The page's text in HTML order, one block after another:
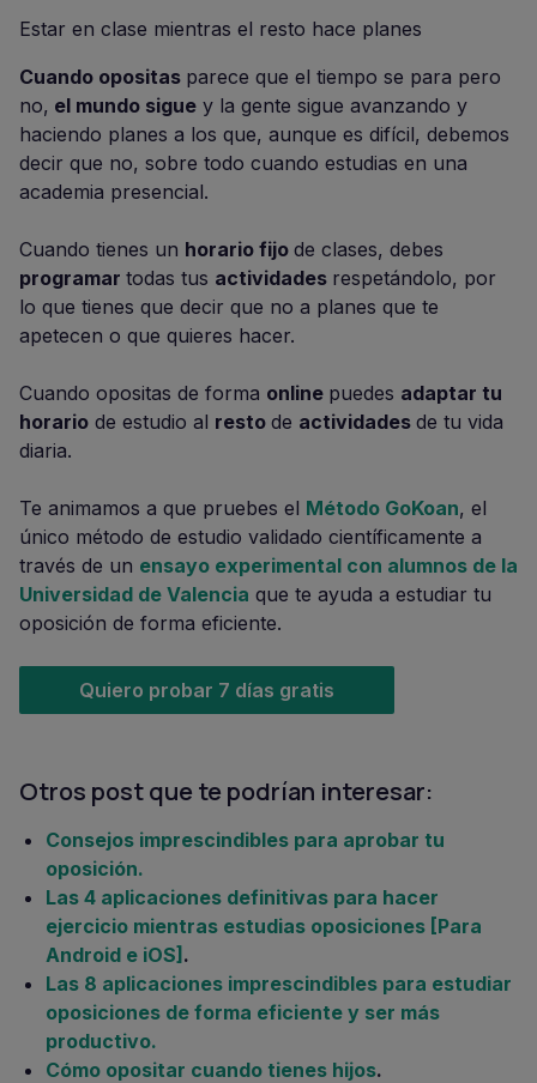
Estar en clase mientras el resto hace planes
Cuando opositas parece que el tiempo se para pero
no, el mundo sigue y la gente sigue avanzando y
haciendo planes a los que, aunque es difícil, debemos
decir que no, sobre todo cuando estudias en una
academia presencial.
Cuando tienes un horario fijo de clases, debes
programar todas tus actividades respetándolo, por
lo que tienes que decir que no a planes que te
apetecen o que quieres hacer.
Cuando opositas de forma online puedes adaptar tu
horario de estudio al resto de actividades de tu vida
diaria.
Te animamos a que pruebes el Método GoKoan, el
único método de estudio validado científicamente a
través de un ensayo experimental con alumnos de la
Universidad de Valencia que te ayuda a estudiar tu
oposición de forma eficiente.
Quiero probar 7 días gratis
Otros post que te podrían interesar:
Consejos imprescindibles para aprobar tu
oposición.
Las 4 aplicaciones definitivas para hacer
ejercicio mientras estudias oposiciones [Para
Android e iOS] .
Las 8 aplicaciones imprescindibles para estudiar
oposiciones de forma eficiente y ser más
productivo.
Cómo opositar cuando tienes hijos.